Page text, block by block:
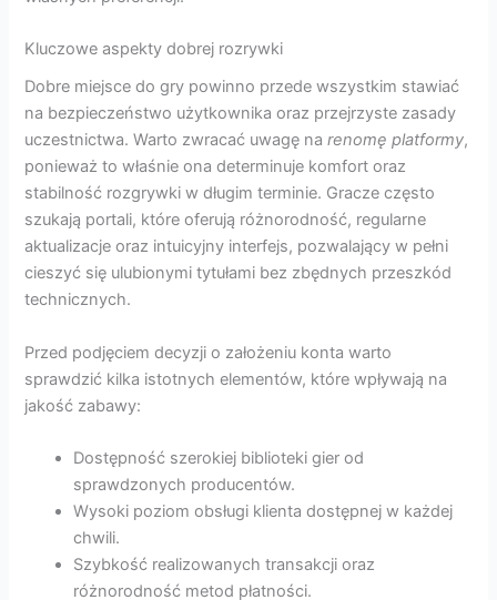
Kluczowe aspekty dobrej rozrywki
Dobre miejsce do gry powinno przede wszystkim stawiać
na bezpieczeństwo użytkownika oraz przejrzyste zasady
uczestnictwa. Warto zwracać uwagę narenomę platformy,
ponieważ to właśnie ona determinuje komfort oraz
stabilność rozgrywki w długim terminie. Gracze często
szukają portali, które oferują różnorodność, regularne
aktualizacje oraz intuicyjny interfejs, pozwalający w pełni
cieszyć się ulubionymi tytułami bez zbędnych przeszkód
technicznych.
Przed podjęciem decyzji o założeniu konta warto
sprawdzić kilka istotnych elementów, które wpływają na
jakość zabawy:
Dostępność szerokiej biblioteki gier od
sprawdzonych producentów.
Wysoki poziom obsługi klienta dostępnej w każdej
chwili.
Szybkość realizowanych transakcji oraz
różnorodność metod płatności.